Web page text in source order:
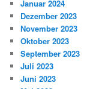
Januar 2024
Dezember 2023
November 2023
Oktober 2023
September 2023
Juli 2023
Juni 2023